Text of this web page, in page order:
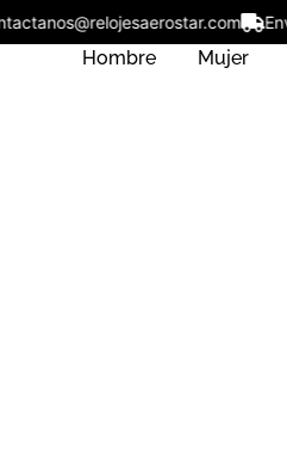
contactanos@relojesaerostar.com
Hombre Mujer